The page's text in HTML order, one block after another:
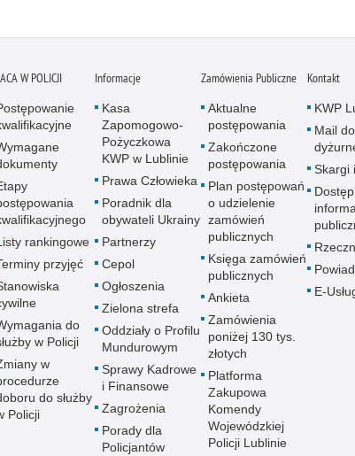
W POLICJI
rankingowe
przyjęć
do
w Policji
w
do służby
Policji
Informacje
Kasa
Zapomogowo-
Pożyczkowa
KWP w Lublinie
Prawa Człowieka
Poradnik dla
obywateli Ukrainy
Partnerzy
Cepol
Ogłoszenia
Zielona strefa
Oddziały o Profilu
Mundurowym
Sprawy Kadrowe
i Finansowe
Zagrożenia
Porady dla
Policjantów
Zamówienia Publiczne
Aktualne
postępowania
Zakończone
postępowania
Plan postępowań
o udzielenie
zamówień
publicznych
Księga zamówień
publicznych
Ankieta
Zamówienia
poniżej 130 tys.
złotych
Platforma
Zakupowa
Komendy
Wojewódzkiej
Policji Lublinie
Kontakt
KWP
Mail do
Skargi
E-